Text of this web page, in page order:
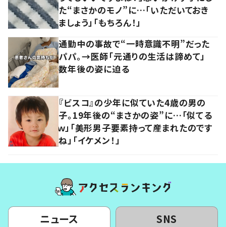
た“まさかのモノ”に…「いただいておき
ましょう」「もちろん！」
通勤中の事故で“一時意識不明”だった
パパ。→医師「元通りの生活は諦めて」
数年後の姿に迫る
『ビスコ』の少年に似ていた4歳の男の
子。19年後の“まさかの姿”に…「似てる
ｗ」「美形男子要素持って産まれたのです
ね」「イケメン！」
ニュース SNS